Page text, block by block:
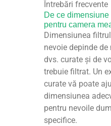
Întrebări frecvente
De ce
pentru camera
Dimensiunea
nevoie depinde
dvs. curate și de
trebuie filtrat. Un
curate vă poate
dimensiunea
pentru nevoile
specifice.